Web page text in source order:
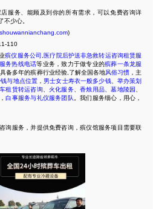
服务、能顾及到你的所有需求，可以免费咨询详
不少心。
)
110
殡仪服务公司 医疗院后护送非急救转运咨询租赁服
务热线电话等业务，致力于做专业的殡葬一条龙服
具备多年的殡葬行业经验,了解全国各地风俗习惯 ，主
与地点位置 ， 男士女士寿衣一般多少钱、 举办策划
租赁转运咨询、 火化服务、香烛用品 、墓地陵园
，白事服务与礼仪服务团队
。我们服务细心，用心，
询服务，并提供免费咨询，殡仪馆服务项目需要联